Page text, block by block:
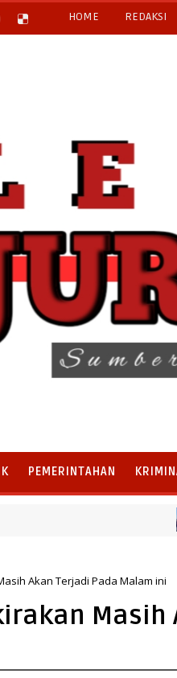
HOME REDAKSI
PEMERINTAHAN
Akan Terjadi Pada Malam ini
Masih